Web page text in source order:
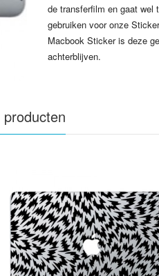
de transferfilm en gaat wel
gebruiken voor onze
Macbook Sticker is deze
achterblijven.